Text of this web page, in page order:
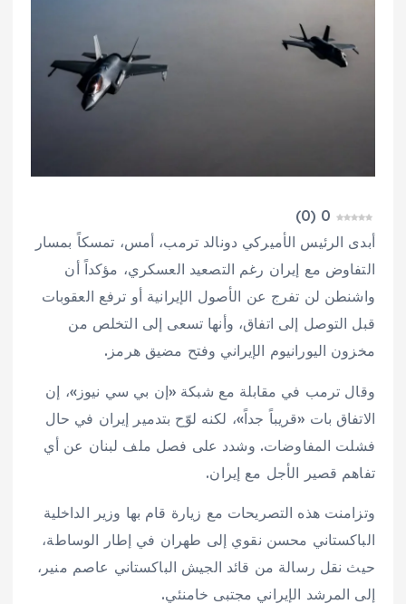
0
(
0
)
أبدى الرئيس الأميركي دونالد ترمب، أمس، تمسكاً بمسار
التفاوض مع إيران رغم التصعيد العسكري، مؤكداً أن
واشنطن لن تفرج عن الأصول الإيرانية أو ترفع العقوبات
قبل التوصل إلى اتفاق، وأنها تسعى إلى التخلص من
مخزون اليورانيوم الإيراني وفتح مضيق هرمز.
وقال ترمب في مقابلة مع شبكة «إن بي سي نيوز»، إن
الاتفاق بات «قريباً جداً»، لكنه لوّح بتدمير إيران في حال
فشلت المفاوضات. وشدد على فصل ملف لبنان عن أي
تفاهم قصير الأجل مع إيران.
وتزامنت هذه التصريحات مع زيارة قام بها وزير الداخلية
الباكستاني محسن نقوي إلى طهران في إطار الوساطة،
حيث نقل رسالة من قائد الجيش الباكستاني عاصم منير،
إلى المرشد الإيراني مجتبى خامنئي.